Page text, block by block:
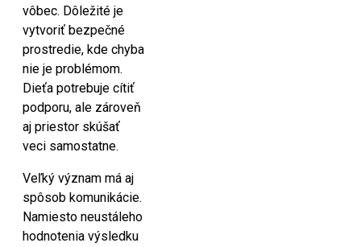
vôbec. Dôležité je
vytvoriť bezpečné
prostredie, kde chyba
nie je problémom.
Dieťa potrebuje cítiť
podporu, ale zároveň
aj priestor skúšať
veci samostatne.
Veľký význam má aj
spôsob komunikácie.
Namiesto neustáleho
hodnotenia výsledku